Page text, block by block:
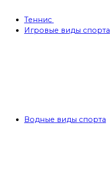
Теннис
Игровые виды спорта
Водные виды спорта